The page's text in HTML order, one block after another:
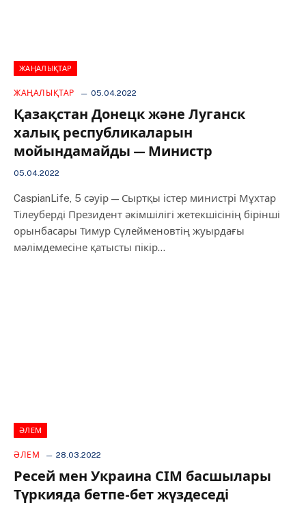
ЖАҢАЛЫҚТАР
ЖАҢАЛЫҚТАР 05.04.2022
Қазақстан Донецк және Луганск
халық республикаларын
мойындамайды — Министр
05.04.2022
CaspianLife, 5 сәуір — Сыртқы істер министрі Мұхтар
Тілеуберді Президент әкімшілігі жетекшісінің бірінші
орынбасары Тимур Сүлейменовтің жуырдағы
мәлімдемесіне қатысты пікір…
ӘЛЕМ
ӘЛЕМ 28.03.2022
Ресей мен Украина СІМ басшылары
Түркияда бетпе-бет жүздеседі